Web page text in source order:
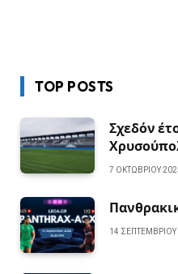
TOP POSTS
Σχεδόν
7 ΟΚΤΩΒΡΊΟΥ
14 ΣΕΠΤΕΜΒΡΊΟΥ